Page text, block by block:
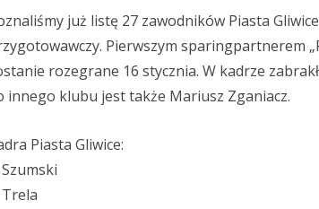
już listę 27 zawodników Piasta
Pierwszym sparingpartnerem
rozegrane 16 stycznia. W kadrze
innego klubu jest także Mariusz Zganiacz.
Piasta Gliwice:
Szumski
Trela